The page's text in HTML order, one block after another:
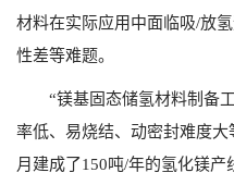
材料在实际应用中面临吸/放
性差等难题。
“镁基固态储氢材料制备
率低、易烧结、动密封难度大
月建成了150吨/年的氢化镁